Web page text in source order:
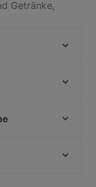
Getränke,
Europäisch,
in Wien